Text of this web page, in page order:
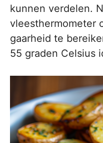
kunnen verdelen.
vleesthermometer
gaarheid te
55 graden Celsius